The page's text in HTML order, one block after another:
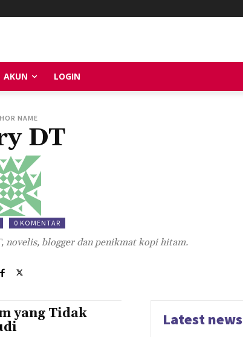
AKUN LOGIN
NAME
DT
0 KOMENTAR
novelis, blogger dan penikmat kopi hitam.
yang Tidak
Latest news